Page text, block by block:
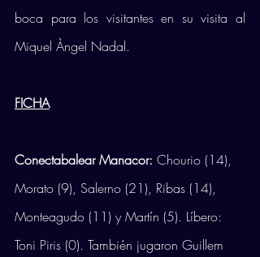
boca para los visitantes en su visita al
Miquel Àngel Nadal.
FICHA
Conectabalear Manacor: Chourio (14),
Morato (9), Salerno (21), Ribas (14),
Monteagudo (11) y Martín (5). Líbero:
Toni Piris (0). También jugaron Guillem